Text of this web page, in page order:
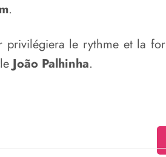
.
privilégiera le rythme et la
João Palhinha.